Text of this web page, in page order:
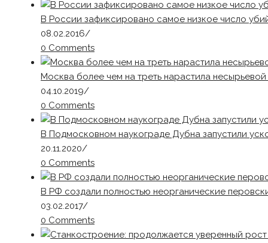
В России зафиксировано самое низкое число
08.02.2016/
0 Comments
Москва более чем на треть нарастила
04.10.2019/
0 Comments
В Подмосковном наукограде Дубна запустили
20.11.2020/
0 Comments
В РФ создали полностью неорганические
03.02.2017/
0 Comments